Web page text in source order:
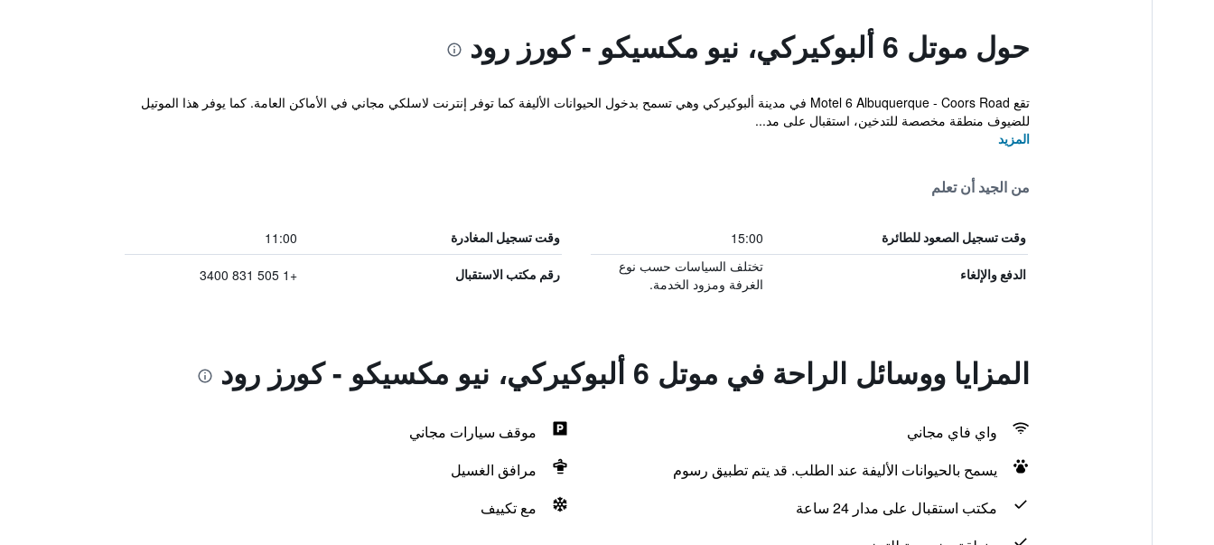
حول موتل 6 ألبوكيركي، نيو مكسيكو - كورز رود
تقع Motel 6 Albuquerque - Coors Road في مدينة ألبوكيركي وهي تسمح بدخول الحيوانات الأليفة كما توفر إنترنت لاسلكي مجاني في الأماكن العامة. كما يوفر هذا الموتيل
للضيوف منطقة مخصصة للتدخين، استقبال على مد...
المزيد
من الجيد أن تعلم
وقت تسجيل الصعود للطائرة 15:00 وقت تسجيل المغادرة 11:00
الدفع والإلغاء
تختلف السياسات حسب نوع
الغرفة ومزود الخدمة.
رقم مكتب الاستقبال +1 505 831 3400
المزايا ووسائل الراحة في موتل 6 ألبوكيركي، نيو مكسيكو - كورز رود
واي فاي مجاني
موقف سيارات مجاني
يسمح بالحيوانات الأليفة عند الطلب. قد يتم تطبيق رسوم
مرافق الغسيل
مكتب استقبال على مدار 24 ساعة
مع تكييف